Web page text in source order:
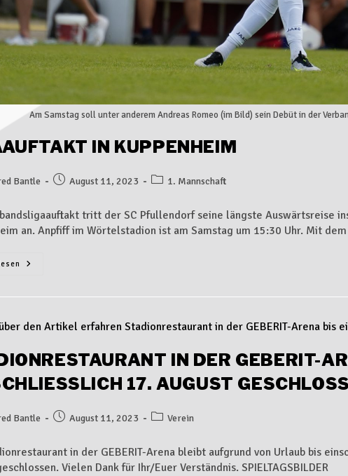
Am Samstag soll unter anderem Andreas Romeo (im Bild) sein Debüt in der
IN KUPPENHEIM
Bantle August 11, 2023 1. Mannschaft
tritt der SC Pfullendorf seine längste Auswärtsreise
an. Anpfiff im Wörtelstadion ist am Samstag um 15:30 Uhr. Mit
IN DER GEBERIT-
17. AUGUST
Bantle August 11, 2023 Verein
in der GEBERIT-Arena bleibt aufgrund von Urlaub bis
Vielen Dank für Ihr/Euer Verständnis. SPIELTAGSBILDER